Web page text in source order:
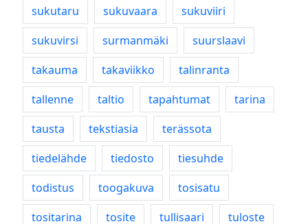
sukutaru
sukuvaara
sukuviiri
sukuvirsi
surmanmäki
suurslaavi
takauma
takaviikko
talinranta
tallenne
taltio tapahtumat
tarina
tausta
tekstiasia
terässota
tiedelähde
tiedosto
tiesuhde
todistus
toogakuva
tosisatu
tositarina
tosite tullisaari
tuloste